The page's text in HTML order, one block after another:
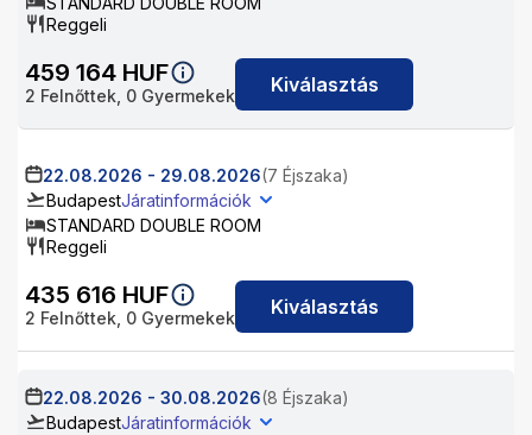
Reggeli
459 164 HUF
2 Felnőttek, 0 Gyermekek Kiválasztás
22.08.2026 - 29.08.2026(7 Éjszaka)
BudapestJáratinformációk
STANDARD DOUBLE ROOM
Reggeli
435 616 HUF
2 Felnőttek, 0 Gyermekek Kiválasztás
22.08.2026 - 30.08.2026(8 Éjszaka)
BudapestJáratinformációk